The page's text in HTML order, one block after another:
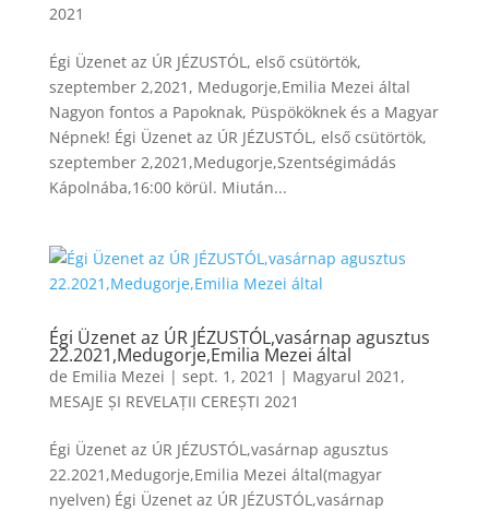
2021
Égi Üzenet az ÚR JÉZUSTÓL, első csütörtök,
szeptember 2,2021, Medugorje,Emilia Mezei által
Nagyon fontos a Papoknak, Püspököknek és a Magyar
Népnek! Égi Üzenet az ÚR JÉZUSTÓL, első csütörtök,
szeptember 2,2021,Medugorje,Szentségimádás
Kápolnába,16:00 körül. Miután...
Égi Üzenet az ÚR JÉZUSTÓL,vasárnap agusztus
22.2021,Medugorje,Emilia Mezei által
de Emilia Mezei | sept. 1, 2021 | Magyarul 2021 ,
MESAJE ȘI REVELAȚII CEREȘTI 2021
Égi Üzenet az ÚR JÉZUSTÓL,vasárnap agusztus
22.2021,Medugorje,Emilia Mezei által(magyar
nyelven) Égi Üzenet az ÚR JÉZUSTÓL,vasárnap